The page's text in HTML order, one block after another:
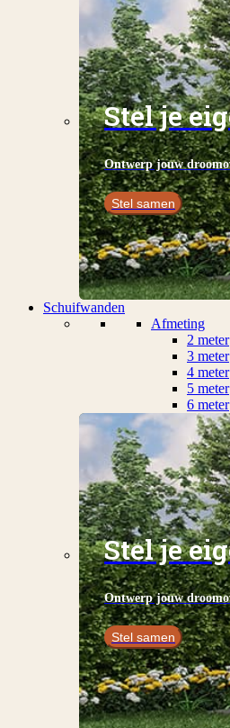
Stel je
Ontwerp jouw
Stel samen
Schuifwanden
Afmeting
2 meter
3 meter
4 meter
5 meter
6 meter
Stel je
Ontwerp jouw
Stel samen